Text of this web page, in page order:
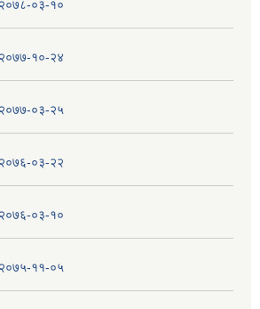
२०७८-०३-१०
२०७७-१०-२४
२०७७-०३-२५
२०७६-०३-२२
२०७६-०३-१०
२०७५-११-०५